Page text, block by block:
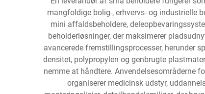
mangfoldige bolig-, erhvervs- og industrielle
mini affaldsbeholdere,
beholderløsninger, der maksimerer
avancerede fremstillingsprocesser, herunder
densitet, polypropylen og genbrugte
nemme at håndtere. Anvendelsesområderne
organiserer medicinsk udstyr,